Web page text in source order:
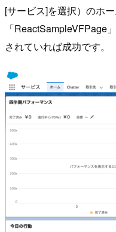
[サービス]を選択）のホー
「ReactSampleVFPage
されていれば成功です。